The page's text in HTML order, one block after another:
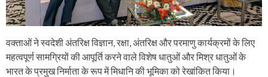
वक्ताओं ने स्वदेशी अंतरिक्ष विज्ञान, रक्षा, अंतरिक्ष और परमाणु कार्यक्रमों के लिए
महत्वपूर्ण सामग्रियों की आपूर्ति करने वाले विशेष धातुओं और मिश्र धातुओं के
भारत के प्रमुख निर्माता के रूप में मिधानि की भूमिका को रेखांकित किया।